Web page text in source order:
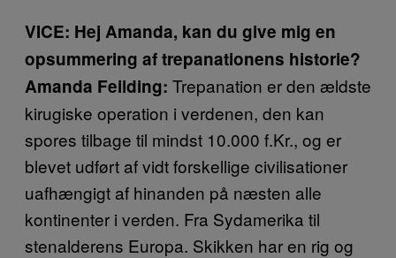
VICE: Hej Amanda, kan du give mig en
opsummering af trepanationens historie?
Amanda Feilding: Trepanation er den ældste
kirugiske operation i verdenen, den kan
spores tilbage til mindst 10.000 f.Kr., og er
blevet udført af vidt forskellige civilisationer
uafhængigt af hinanden på næsten alle
kontinenter i verden. Fra Sydamerika til
stenalderens Europa. Skikken har en rig og